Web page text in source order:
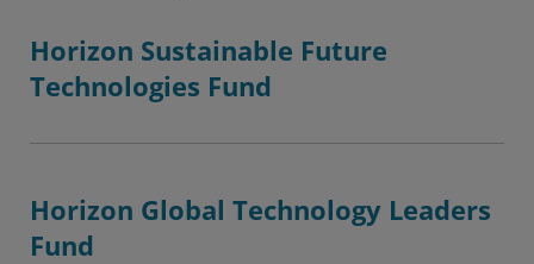
Horizon Sustainable Future
Technologies Fund
Horizon Global Technology Leaders
Fund